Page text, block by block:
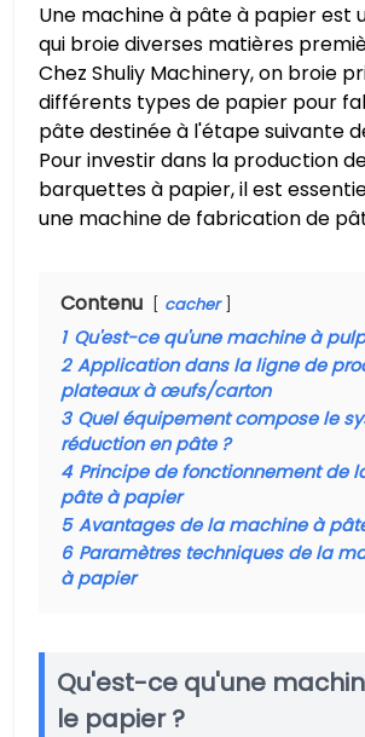
Une machine à pâte à papier est
qui broie diverses matières
Chez Shuliy Machinery, on broie
différents types de papier pour
pâte destinée à l'étape suivante
Pour investir dans la production
barquettes à papier, il est
une machine de fabrication de
Contenu cacher
1 Qu'est-ce qu'une machine à
2 Application dans la ligne de
plateaux à œufs/carton
3 Quel équipement compose le
réduction en pâte ?
4 Principe de fonctionnement de
pâte à papier
5 Avantages de la machine à
6 Paramètres techniques de la
à papier
Qu'est-ce qu'une
le papier ?